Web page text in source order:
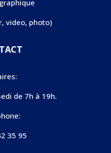
video, photo)
de 7h à 19h.
35 95